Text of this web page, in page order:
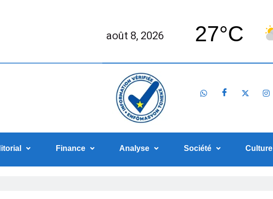
août 8, 2026 27°C
Finance Analyse Société Culture